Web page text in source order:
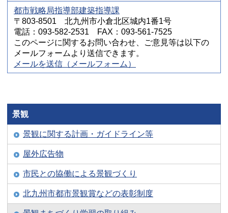
都市戦略局指導部建築指導課
〒803-8501 北九州市小倉北区城内1番1号
電話：093-582-2531 FAX：093-561-7525
このページに関するお問い合わせ、ご意見等は以下の
メールフォームより送信できます。
メールを送信（メールフォーム）
景観
景観に関する計画・ガイドライン等
屋外広告物
市民との協働による景観づくり
北九州市都市景観賞などの表彰制度